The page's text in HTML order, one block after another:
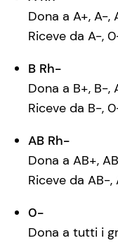
Dona a A+, A-,
Riceve da A-,
B Rh-
Dona a B+, B-,
Riceve da B-,
AB Rh-
Dona a AB+,
Riceve da AB-
0-
Dona a tutti i